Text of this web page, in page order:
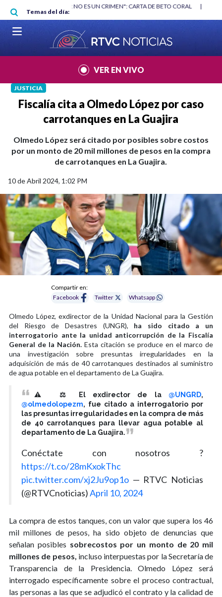
Pasar al contenido principal
Temas del día:
"HABLAR NO ES UN CRIMEN": CARTA DE BETO CORAL |
VER EN VIVO
JUSTICIA
Fiscalía cita a Olmedo López por caso
carrotanques en La Guajira
Olmedo López será citado por posibles sobre costos
por un monto de 20 mil millones de pesos en la compra
de carrotanques en La Guajira.
10 de Abril 2024, 1:02 PM
Compartir en:
Facebook
Twitter Whatsapp
Olmedo López, exdirector de la Unidad Nacional para la Gestión
del Riesgo de Desastres (UNGR), ha sido citado a un
interrogatorio ante la unidad anticorrupción de la Fiscalía
General de la Nación. Esta citación se produce en el marco de
una investigación sobre presuntas irregularidades en la
adquisición de más de 40 carrotanques destinados al suministro
de agua potable en el departamento de La Guajira.
⚠️ ⚖️ El exdirector de la @UNGRD,
@olmedolopezm, fue citado a interrogatorio por
las presuntas irregularidades en la compra de más
de 40 carrotanques para llevar agua potable al
departamento de La Guajira.
Conéctate con nosotros ?
https://t.co/28mKxokThc
pic.twitter.com/xj2Ju9op1o — RTVC Noticias
(@RTVCnoticias)April 10, 2024
La compra de estos tanques, con un valor que supera los 46
mil millones de pesos, ha sido objeto de denuncias que
señalan posibles sobrecostos por un monto de 20 mil
millones de pesos, incluso interpuestas por la Secretaría de
Transparencia de la Presidencia. Olmedo López será
interrogado específicamente sobre el proceso contractual,
las personas a las que se adjudicó el contrato y la calidad de